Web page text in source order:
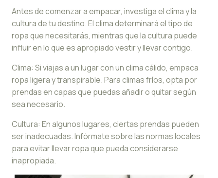
Antes de comenzar a empacar, investiga el clima y la
cultura de tu destino. El clima determinará el tipo de
ropa que necesitarás, mientras que la cultura puede
influir en lo que es apropiado vestir y llevar contigo.
Clima: Si viajas a un lugar con un clima cálido, empaca
ropa ligera y transpirable. Para climas fríos, opta por
prendas en capas que puedas añadir o quitar según
sea necesario.
Cultura: En algunos lugares, ciertas prendas pueden
ser inadecuadas. Infórmate sobre las normas locales
para evitar llevar ropa que pueda considerarse
inapropiada.